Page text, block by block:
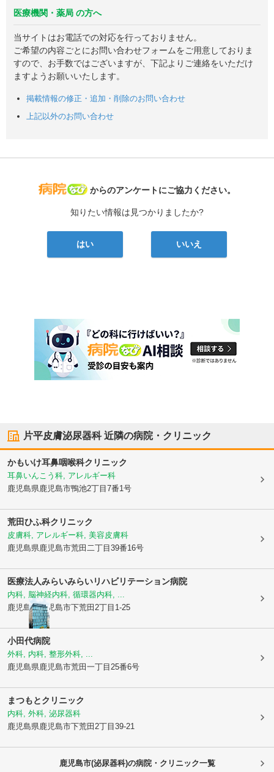
医療機関・薬局 の方へ
当サイトはお電話での対応を行っておりません。
ご希望の内容ごとにお問い合わせフォームをご用意しておりま
すので、お手数ではございますが、下記よりご連絡をいただけ
ますようお願いいたします。
掲載情報の修正・追加・削除のお問い合わせ
上記以外のお問い合わせ
病院なび
からのアンケートにご協力ください。
知りたい情報は見つかりましたか?
はい いいえ
片平皮膚泌尿器科近隣の病院・クリニック
かもいけ耳鼻咽喉科クリニック
耳鼻いんこう科, アレルギー科
鹿児島県鹿児島市鴨池2丁目7番1号
荒田ひふ科クリニック
皮膚科, アレルギー科, 美容皮膚科
鹿児島県鹿児島市荒田二丁目39番16号
医療法人みらいみらいリハビリテーション病院
内科, 脳神経内科, 循環器内科, ...
鹿児島県鹿児島市下荒田2丁目1-25
小田代病院
外科, 内科, 整形外科, ...
鹿児島県鹿児島市荒田一丁目25番6号
まつもとクリニック
内科, 外科, 泌尿器科
鹿児島県鹿児島市下荒田2丁目39-21
鹿児島市(泌尿器科)の病院・クリニック一覧